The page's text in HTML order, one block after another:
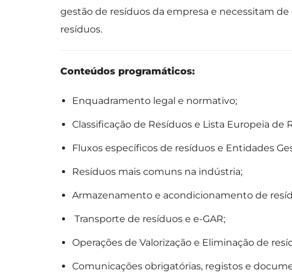
gestão de resíduos da empresa e necessitam
resíduos.
Conteúdos programáticos:
Enquadramento legal e normativo;
Classificação de Resíduos e Lista Europeia de
Fluxos específicos de resíduos e Entidades
Resíduos mais comuns na indústria;
Armazenamento e acondicionamento de
Transporte de resíduos e e-GAR;
Operações de Valorização e Eliminação de
Comunicações obrigatórias, registos e